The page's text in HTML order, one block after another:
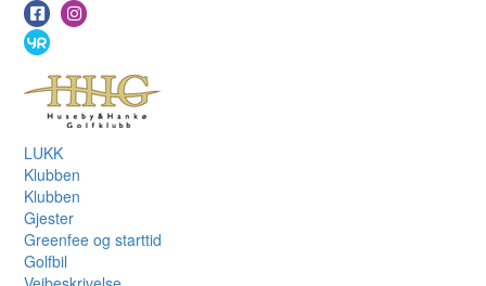
LUKK
Klubben
Klubben
Gjester
Greenfee og starttid
Golfbil